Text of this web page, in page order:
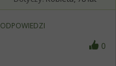
ODPOWIEDZI
0